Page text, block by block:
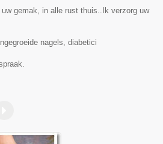
gemak, in alle rust thuis..Ik verzorg uw
nagels, diabetici